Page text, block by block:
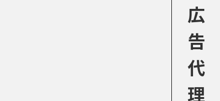
広
告
代
理